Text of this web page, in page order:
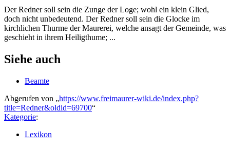
Der Redner soll sein die Zunge der Loge; wohl ein klein Glied,
doch nicht unbedeutend. Der Redner soll sein die Glocke im
kirchlichen Thurme der Maurerei, welche ansagt der Gemeinde, was
geschieht in ihrem Heiligthume; ...
Siehe auch
Beamte
Abgerufen von „https://www.freimaurer-wiki.de/index.php?
title=Redner&oldid=69700“
Kategorie:
Lexikon